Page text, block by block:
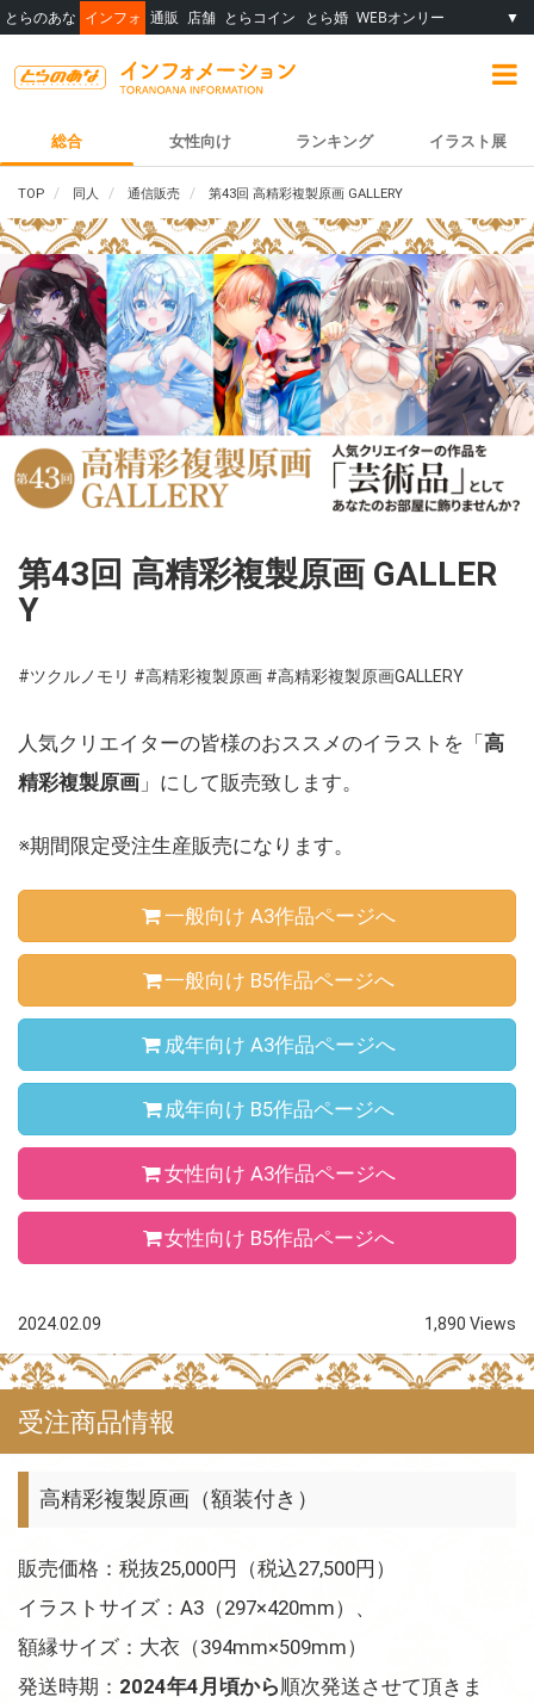
とらのあな インフォ 通販 店舗 とらコイン とら婚 WEBオンリー ▼
総合 女性向け ランキング イラスト展
TOP 同人 通信販売 第43回 高精彩複製原画 GALLERY
第43回 高精彩複製原画 GALLER
Y
#ツクルノモリ #高精彩複製原画 #高精彩複製原画GALLERY
人気クリエイターの皆様のおススメのイラストを「高
精彩複製原画 」にして販売致します。
※期間限定受注生産販売になります。
一般向け A3作品ページへ
一般向け B5作品ページへ
成年向け A3作品ページへ
成年向け B5作品ページへ
女性向け A3作品ページへ
女性向け B5作品ページへ
2024.02.09 1,890 Views
受注商品情報
高精彩複製原画（額装付き）
販売価格：税抜25,000円（税込27,500円）
イラストサイズ：A3（297×420mm）、
額縁サイズ：大衣（394mm×509mm）
発送時期： 2024年4月頃から順次発送させて頂きま